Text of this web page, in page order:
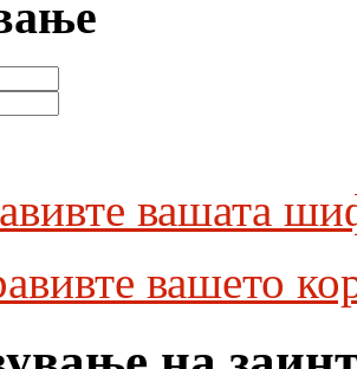
вашата
вашето